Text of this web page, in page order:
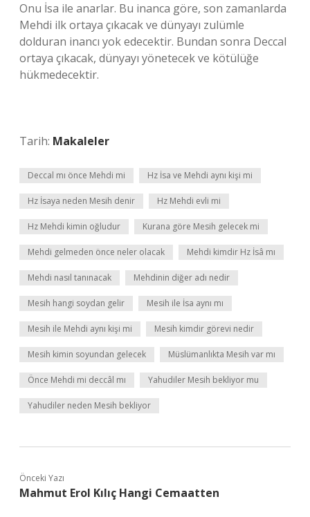
Onu İsa ile anarlar. Bu inanca göre, son zamanlarda
Mehdi ilk ortaya çıkacak ve dünyayı zulümle
dolduran inancı yok edecektir. Bundan sonra Deccal
ortaya çıkacak, dünyayı yönetecek ve kötülüğe
hükmedecektir.
Tarih: Makaleler
Deccal mı önce Mehdi mi Hz İsa ve Mehdi aynı kişi mi
Hz İsaya neden Mesih denir Hz Mehdi evli mi
Hz Mehdi kimin oğludur Kurana göre Mesih gelecek mi
Mehdi gelmeden önce neler olacak Mehdi kimdir Hz İsâ mı
Mehdi nasıl tanınacak Mehdinin diğer adı nedir
Mesih hangi soydan gelir Mesih ile İsa aynı mı
Mesih ile Mehdi aynı kişi mi Mesih kimdir görevi nedir
Mesih kimin soyundan gelecek Müslümanlıkta Mesih var mı
Önce Mehdi mi deccâl mı Yahudiler Mesih bekliyor mu
Yahudiler neden Mesih bekliyor
Önceki Yazı
Mahmut Erol Kılıç Hangi Cemaatten